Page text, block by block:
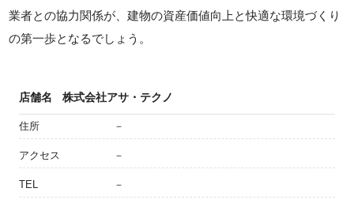
業者との協力関係が、建物の資産価値向上と快適な環境づくり
の第一歩となるでしょう。
店舗名 株式会社アサ・テクノ
住所 －
アクセス －
TEL －